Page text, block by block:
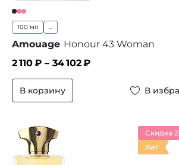
100 мл ...
Amouage Honour 43 Woman
2 110₽ – 34 102₽
В корзину В
Скидка
Хит